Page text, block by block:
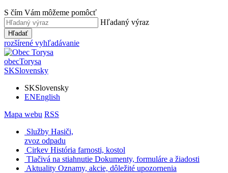
S čím Vám môžeme pomôcť
Hľadaný výraz
Hľadať
rozšírené vyhľadávanie
obecTorysa
SKSlovensky
SKSlovensky
ENEnglish
Mapa webu RSS
Služby Hasiči,
zvoz odpadu
Cirkev História farnosti, kostol
Tlačivá na stiahnutie Dokumenty, formuláre a žiadosti
Aktuality Oznamy, akcie, dôležité upozornenia